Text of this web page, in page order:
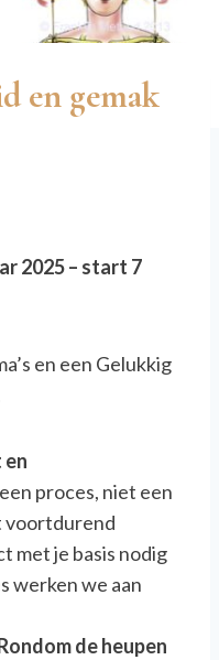
en gemak
2025 – start 7
en een Gelukkig
proces, niet een
voortdurend
met je basis nodig
werken we aan
de heupen